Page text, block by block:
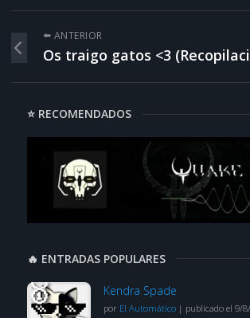
⬅️ ANTERIOR
Os traigo gatos <3
⭐ RECOMENDADOS
🔥 ENTRADAS POPULARES
Kendra Spade
por El Automático| publicado el 9/